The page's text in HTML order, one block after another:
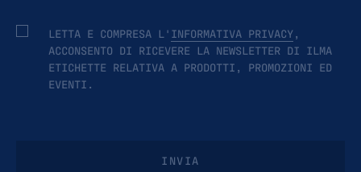
LETTA E COMPRESA L' INFORMATIVA PRIVACY ,
ACCONSENTO DI RICEVERE LA NEWSLETTER DI ILMA
ETICHETTE RELATIVA A PRODOTTI, PROMOZIONI ED
EVENTI.
INVIA